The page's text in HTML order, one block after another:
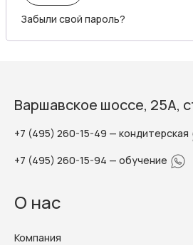
Забыли свой пароль?
Варшавское шоссе, 25А,
+7 (495) 260-15-49 — кондитерская
+7 (495) 260-15-94 — обучение
О нас
Компания